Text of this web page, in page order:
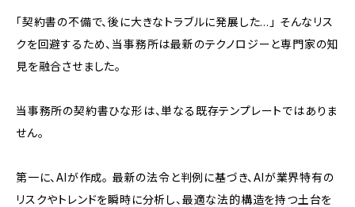
「契約書の不備で、後に大きなトラブルに発展した…」 そんなリス
クを回避するため、当事務所は最新のテクノロジーと専門家の知
見を融合させました。
当事務所の契約書ひな形は、単なる既存テンプレートではありま
せん。
第一に、AIが作成。 最新の法令と判例に基づき、AIが業界特有の
リスクやトレンドを瞬時に分析し、最適な法的構造を持つ土台を